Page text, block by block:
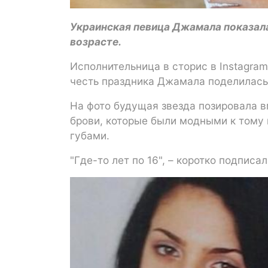
Украинская певица Джамала
возрасте.
Исполнительница в сторис в
честь праздника Джамала
На фото будущая звезда позировала
брови, которые были модными к
губами.
"Где-то лет по 16", – коротко